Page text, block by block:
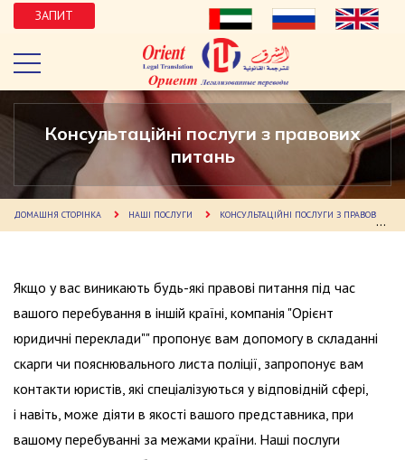
ЗАПИТ
Консультаційні послуги з правових
питань
ДОМАШНЯ СТОРІНКА НАШІ ПОСЛУГИ КОНСУЛЬТАЦІЙНІ ПОСЛУГИ З ПРАВОВИХ ПИТАНЬ
Якщо у вас виникають будь-які правові питання під час
вашого перебування в іншій країні, компанія "Орієнт
юридичні переклади"" пропонує вам допомогу в складанні
скарги чи пояснювального листа поліції, запропонує вам
контакти юристів, які спеціалізуються у відповідній сфері,
і навіть, може діяти в якості вашого представника, при
вашому перебуванні за межами країни. Наші послуги